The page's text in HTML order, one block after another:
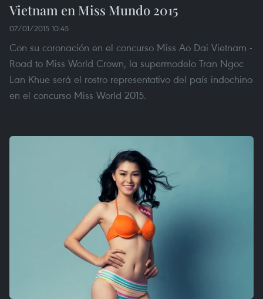
Vietnam en Miss Mundo 2015
07/01/2015 10:45
Con su coronación en el concurso Miss Ao Dai Vietnam -
Road to Miss World Crown, la supermodelo Tran Ngoc
Lan Khue será el rostro representativo del país indochino
en el concurso Miss World 2015.